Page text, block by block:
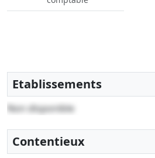
Etablissements
Non disponible
Contentieux